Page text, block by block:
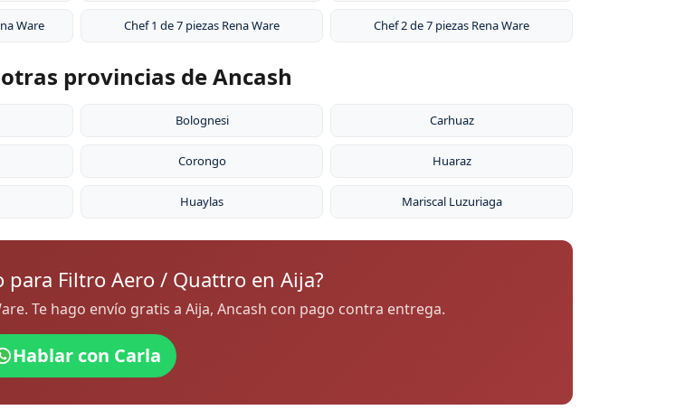
Ware Chef 1 de 7 piezas Rena Ware Chef 2 de 7 piezas Rena Ware
provincias de Ancash
Bolognesi Carhuaz
Corongo Huaraz
Huaylas Mariscal Luzuriaga
para Filtro Aero / Quattro en Aija?
Te hago envío gratis a Aija, Ancash con pago contra entrega.
Hablar con Carla